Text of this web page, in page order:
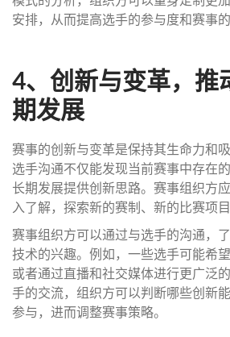
安排，从而提高选手的参与度和赛事的
4、创新与变革，推
期发展
赛事的创新与变革是保持其生命力和
选手沟通不仅能发现当前赛事中存在
长期发展提供创新思路。赛事组织方
入了解，探索新的赛制、新的比赛项
赛事组织方可以通过与选手的沟通，
技术的兴趣。例如，一些选手可能希
或者通过直播和社交媒体进行更广泛
手的交流，组织方可以判断哪些创新
参与，进而调整赛事策略。